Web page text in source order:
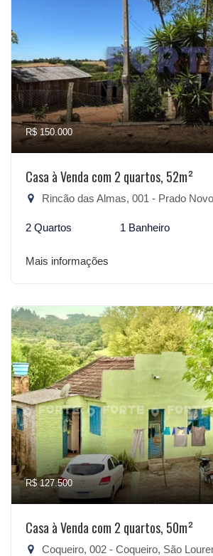
R$ 150.000
Casa à Venda com 2 quartos, 52m²
Rincão das Almas, 001 - Prado Novo, São
2 Quartos 1 Banheiro
Mais informações
R$ 127.500
Casa à Venda com 2 quartos, 50m²
Coqueiro, 002 - Coqueiro, São